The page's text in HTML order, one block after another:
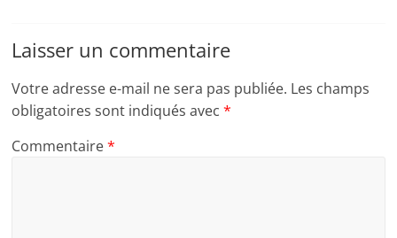
Laisser un commentaire
Votre adresse e-mail ne sera pas publiée. Les champs
obligatoires sont indiqués avec*
Commentaire*